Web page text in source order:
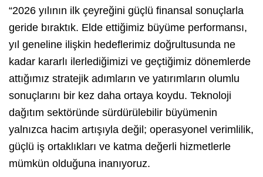
“2026 yılının ilk çeyreğini güçlü finansal sonuçlarla
geride bıraktık. Elde ettiğimiz büyüme performansı,
yıl geneline ilişkin hedeflerimiz doğrultusunda ne
kadar kararlı ilerlediğimizi ve geçtiğimiz dönemlerde
attığımız stratejik adımların ve yatırımların olumlu
sonuçlarını bir kez daha ortaya koydu. Teknoloji
dağıtım sektöründe sürdürülebilir büyümenin
yalnızca hacim artışıyla değil; operasyonel verimlilik,
güçlü iş ortaklıkları ve katma değerli hizmetlerle
mümkün olduğuna inanıyoruz.